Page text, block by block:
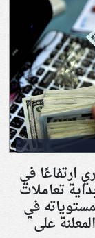
ارتفاعًا في
تعاملات
2026، مقارنة بمستوياته في
على